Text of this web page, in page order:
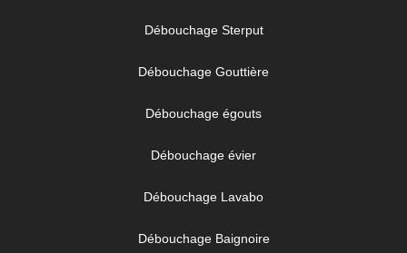
Débouchage Sterput
Débouchage Gouttière
Débouchage égouts
Débouchage évier
Débouchage Lavabo
Débouchage Baignoire